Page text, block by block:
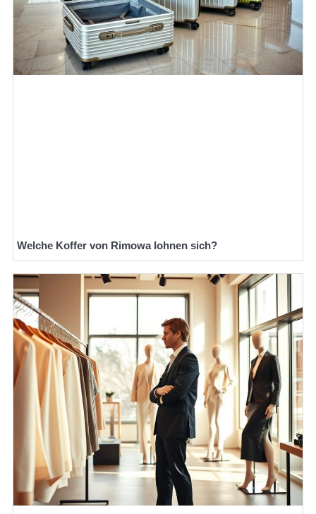
Welche Koffer von Rimowa lohnen sich?